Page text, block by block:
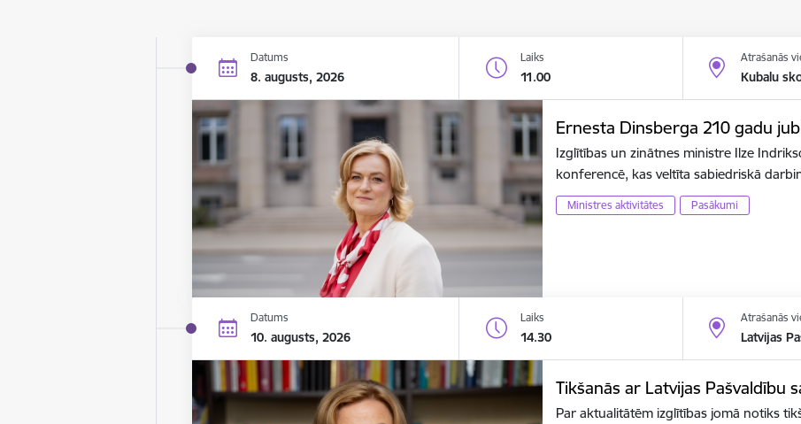
Datums
8. augusts, 2026
Laiks
11.00
Atrašanās
Kubalu
Ernesta Dinsberga 210 gadu
Izglītības un zinātnes ministre Ilze
konferencē, kas veltīta sabiedriskā
Ministres aktivitātes Pasākumi
Datums
10. augusts, 2026
Laiks
14.30
Atrašanās
Latvijas
Tikšanās ar Latvijas Pašvaldību
Par aktualitātēm izglītības jomā notiks